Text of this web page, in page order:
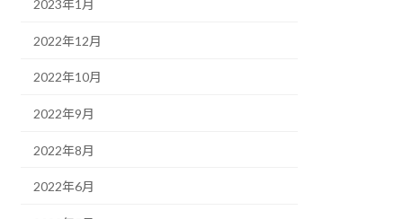
2023年1月
2022年12月
2022年10月
2022年9月
2022年8月
2022年6月